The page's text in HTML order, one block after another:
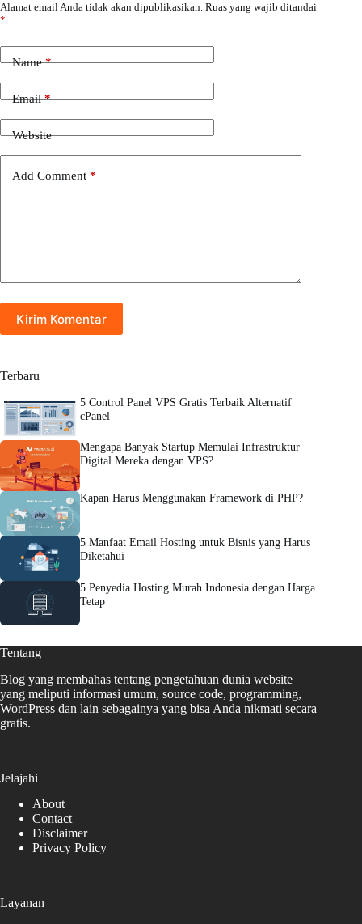
Alamat email Anda tidak akan dipublikasikan. Ruas yang wajib ditandai
*
Name*
Email*
Website
Add Comment *
Kirim Komentar
Terbaru
5 Control Panel VPS Gratis Terbaik Alternatif
cPanel
Mengapa Banyak Startup Memulai Infrastruktur
Digital Mereka dengan VPS?
Kapan Harus Menggunakan Framework di PHP?
5 Manfaat Email Hosting untuk Bisnis yang Harus
Diketahui
5 Penyedia Hosting Murah Indonesia dengan Harga
Tetap
Tentang
Blog yang membahas tentang pengetahuan dunia website
yang meliputi informasi umum, source code, programming,
WordPress dan lain sebagainya yang bisa Anda nikmati secara
gratis.
Jelajahi
About
Contact
Disclaimer
Privacy Policy
Layanan